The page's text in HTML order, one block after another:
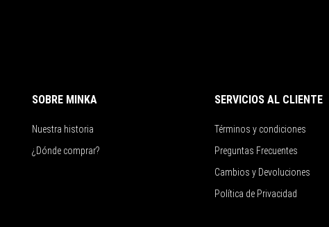
SOBRE MINKA
Nuestra historia
¿Dónde comprar?
SERVICIOS AL CLIENTE
Términos y condiciones
Preguntas Frecuentes
Cambios y Devoluciones
Política de Privacidad